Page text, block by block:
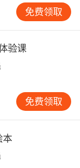
阅读树1级跳到4
自己拼读，读故
激发的内在动
，学习快体现
始系统学习语
则，而应通过
如学习一般过
，让孩子先读故
。 三大误区：
中，我发现几个
一：追求“完美
就立刻纠正，
，语言学习初
免费领取
验课
免费领取
本